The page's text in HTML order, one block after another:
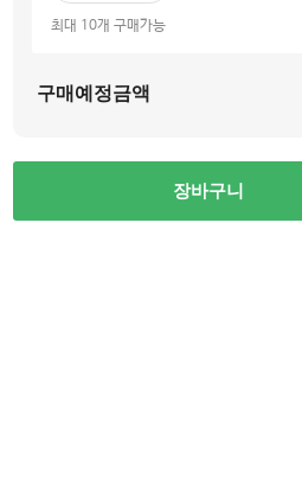
기
하
기
최대 10개 구매가능
구매예정금액
장바구니